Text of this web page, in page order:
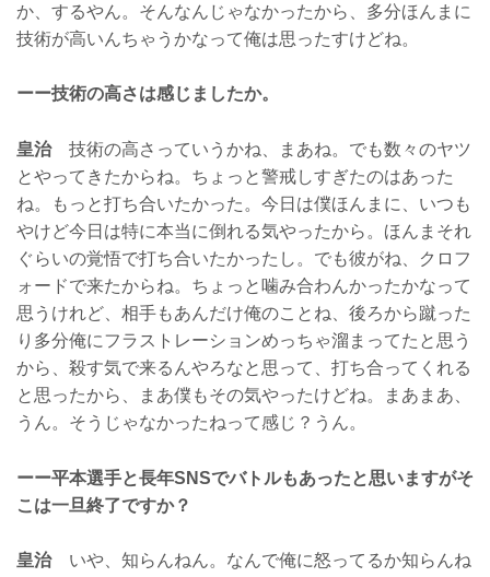
か、するやん。そんなんじゃなかったから、多分ほんまに
技術が高いんちゃうかなって俺は思ったすけどね。
ーー技術の高さは感じましたか。
皇治技術の高さっていうかね、まあね。でも数々のヤツ
とやってきたからね。ちょっと警戒しすぎたのはあった
ね。もっと打ち合いたかった。今日は僕ほんまに、いつも
やけど今日は特に本当に倒れる気やったから。ほんまそれ
ぐらいの覚悟で打ち合いたかったし。でも彼がね、クロフ
ォードで来たからね。ちょっと噛み合わんかったかなって
思うけれど、相手もあんだけ俺のことね、後ろから蹴った
り多分俺にフラストレーションめっちゃ溜まってたと思う
から、殺す気で来るんやろなと思って、打ち合ってくれる
と思ったから、まあ僕もその気やったけどね。まあまあ、
うん。そうじゃなかったねって感じ？うん。
ーー平本選手と長年SNSでバトルもあったと思いますがそ
こは一旦終了ですか？
皇治いや、知らんねん。なんで俺に怒ってるか知らんね